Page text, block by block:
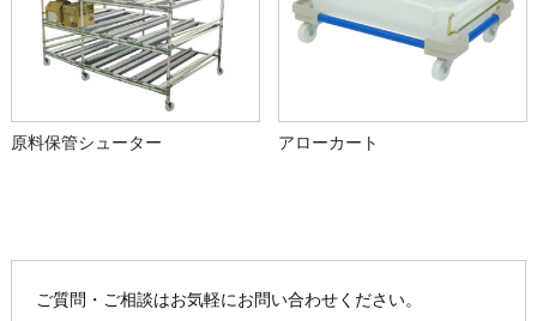
原料保管シューター アローカート
ご質問・ご相談はお気軽にお問い合わせください。